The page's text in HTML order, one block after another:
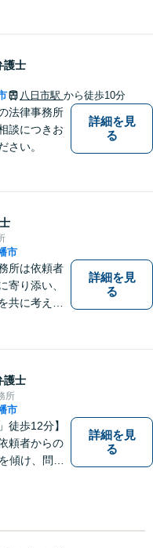
げベストな
す「迅速丁
・駐車場完
】
護士
八日市駅 から徒歩10分
法律事務所
談につきお
さい。
詳細を見
る
市
所は依頼者
寄り添い、
共に考える
軽にご相談
詳細を見
る
護士
所
市
徒歩12分】
頼者からの
傾け、問題
詳細を見
る